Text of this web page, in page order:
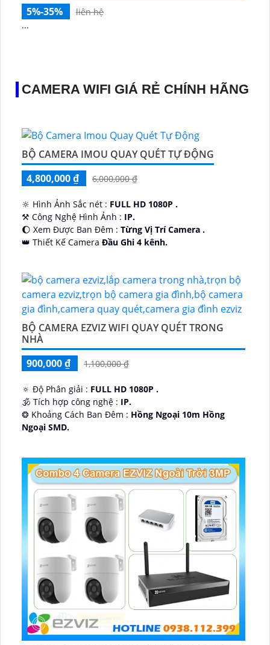
5%-35%
liên hệ
...
CAMERA WIFI GIÁ RẺ CHÍNH HÃNG
BỘ CAMERA IMOU QUAY QUÉT TỰ ĐỘNG
4,800,000 ₫
6,000,000 ₫
🔆 Hình Ảnh Sắc nét : FULL HD 1080P .
⚒ Công Nghệ Hình Ảnh : IP.
🌔 Xem Được Ban Đêm : Từng Vị Trí Camera .
👑 Thiết Kế Camera Đầu Ghi 4 kênh.
BỘ CAMERA EZVIZ WIFI QUAY QUÉT TRONG
NHÀ
900,000 ₫
1,100,000 ₫
🔅 Độ Phân giải : FULL HD 1080P .
🕉️ Tích hợp công nghệ : IP.
❂ Khoảng Cách Ban Đêm : Hồng Ngoại 10m Hồng
Ngoại SMD.